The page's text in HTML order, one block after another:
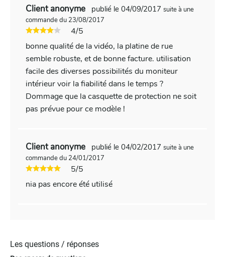
Client anonyme publié le 04/09/2017 suite à une
commande du 23/08/2017
4/5
bonne qualité de la vidéo, la platine de rue
semble robuste, et de bonne facture. utilisation
facile des diverses possibilités du moniteur
intérieur voir la fiabilité dans le temps ?
Dommage que la casquette de protection ne soit
pas prévue pour ce modèle !
Client anonyme publié le 04/02/2017 suite à une
commande du 24/01/2017
5/5
nia pas encore été utilisé
Les questions / réponses